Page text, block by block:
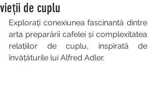
vieții de cuplu
Explorați conexiunea fascinantă dintre
arta preparării cafelei și complexitatea
relațiilor de cuplu, inspirată de
învățăturile lui Alfred Adler.